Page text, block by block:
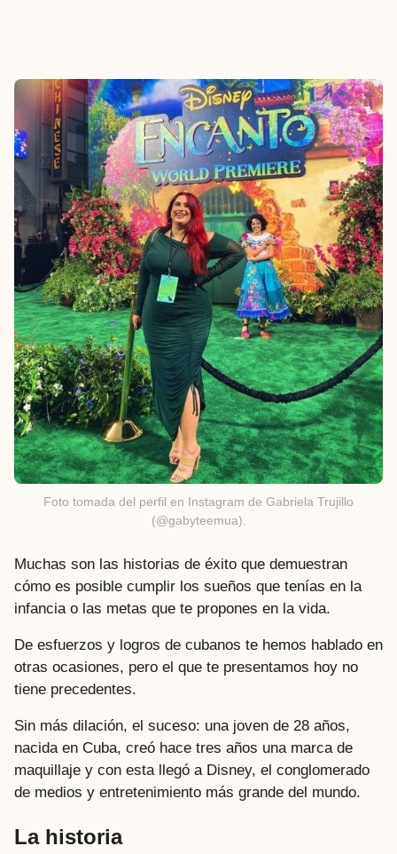
Foto tomada del perfil en Instagram de Gabriela Trujillo
(@gabyteemua).
Muchas son las historias de éxito que demuestran
cómo es posible cumplir los sueños que tenías en la
infancia o las metas que te propones en la vida.
De esfuerzos y logros de cubanos te hemos hablado en
otras ocasiones, pero el que te presentamos hoy no
tiene precedentes.
Sin más dilación, el suceso: una joven de 28 años,
nacida en Cuba, creó hace tres años una marca de
maquillaje y con esta llegó a Disney, el conglomerado
de medios y entretenimiento más grande del mundo.
La historia